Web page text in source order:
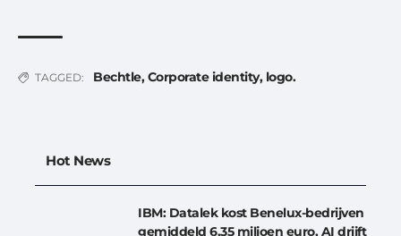
TAGGED: Bechtle,Corporate identity, logo.
Hot News
IBM: Datalek kost Benelux-bedrijven
gemiddeld 6,35 miljoen euro, AI drijft